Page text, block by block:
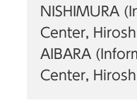
NISHIMURA
Center,
AIBARA
Center,